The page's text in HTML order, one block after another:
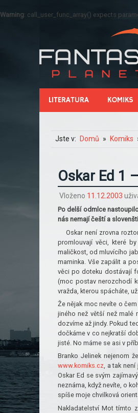
Warning: call_user_func_array() expects
LITERATURA KOMIKS
Jste v: Domů Komiks
Oskar Ed 1
Vloženo 11.12.2003
Po delší odmlce
nás nemají čeští a
Oskar není zrovna
promlouvají věci, které
maličkost, od mluvícího
maminka. Vše zapálit a
věci po doteku dostávají
(moc postav nerozchodí
vražda, kterou spácháte,
Že nějak moc nevíte o
jiného než větší než malé
dozvíme až jindy. Pokud
dočkáme v co nejkratší
jisté. No máme se asi v
Branko Jelinek nejenom
www.komiks.cz, a tak
Oskar Ed se svým
neznáma, když nevíte, o
spíše moje chvilková
Nakladatelství Mot tímto